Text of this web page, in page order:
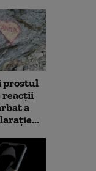
Noua lege a
deschide
parteneriatul
Nu poți
fără să oferi și
prostul
reacții
a